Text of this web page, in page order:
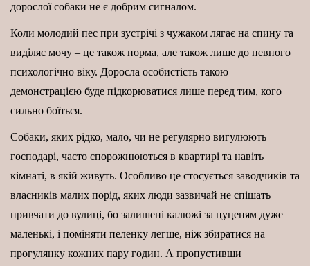
дорослої собаки не є добрим сигналом.
Коли молодий пес при зустрічі з чужаком лягає на спину та
виділяє мочу – це також норма, але також лише до певного
психологічно віку. Доросла особистість такою
демонстрацією буде підкорюватися лише перед тим, кого
сильно боїться.
Собаки, яких рідко, мало, чи не регулярно вигулюють
господарі, часто спорожнюються в квартирі та навіть
кімнаті, в якій живуть. Особливо це стосується заводчиків та
власників малих порід, яких люди зазвичай не спішать
привчати до вулиці, бо залишені калюжі за цуценям дуже
маленькі, і поміняти пеленку легше, ніж збиратися на
прогулянку кожних пару годин. А пропустивши